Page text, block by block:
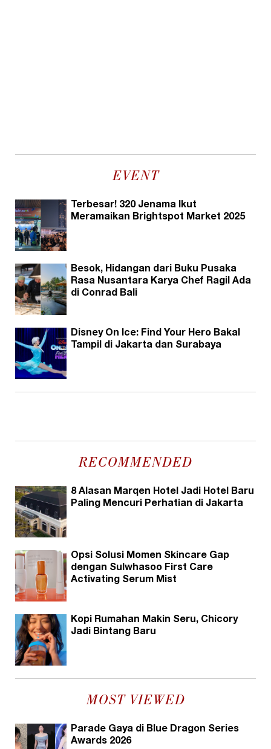
EVENT
Terbesar! 320 Jenama Ikut
Meramaikan Brightspot Market 2025
Besok, Hidangan dari Buku Pusaka
Rasa Nusantara Karya Chef Ragil Ada
di Conrad Bali
Disney On Ice: Find Your Hero Bakal
Tampil di Jakarta dan Surabaya
RECOMMENDED
8 Alasan Marqen Hotel Jadi Hotel Baru
Paling Mencuri Perhatian di Jakarta
Opsi Solusi Momen Skincare Gap
dengan Sulwhasoo First Care
Activating Serum Mist
Kopi Rumahan Makin Seru, Chicory
Jadi Bintang Baru
MOST VIEWED
Parade Gaya di Blue Dragon Series
Awards 2026